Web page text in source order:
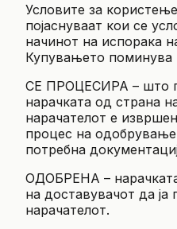
Условите за
појаснуваат кои се
начинот на испорака
Купувањето поминува
СЕ ПРОЦЕСИРА – што
нарачката од страна
нарачателот е
процес на
потребна
ОДОБРЕНА –
на доставувачот да
нарачателот.